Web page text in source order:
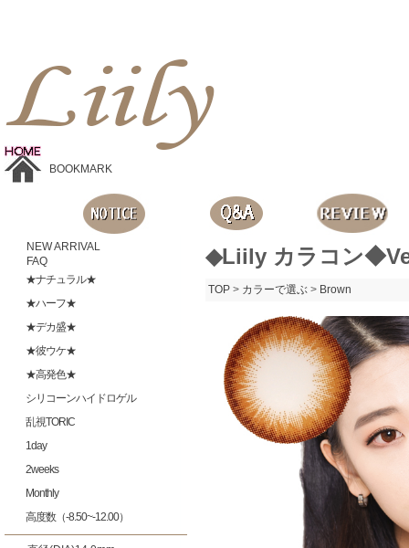
BOOKMARK
NEW ARRIVAL
FAQ
★ナチュラル★
★ハーフ★
★デカ盛★
★彼ウケ★
★高発色★
シリコーンハイドロゲル
乱視TORIC
1day
2weeks
Monthly
高度数（-8.50~-12.00）
◆Liily カラコン
TOP > カラーで選ぶ > Brown